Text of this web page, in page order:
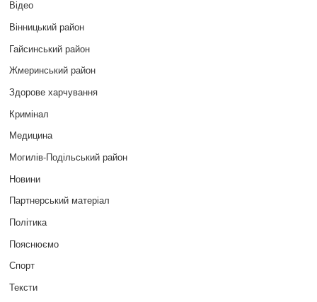
Відео
Вінницький район
Гайсинський район
Жмеринський район
Здорове харчування
Кримінал
Медицина
Могилів-Подільський район
Новини
Партнерський матеріал
Політика
Пояснюємо
Спорт
Тексти